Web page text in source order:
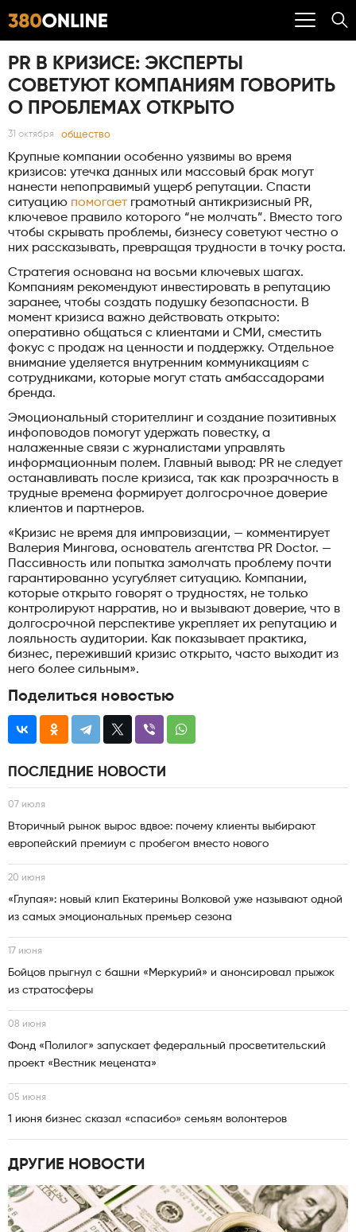
PR В КРИЗИСЕ: ЭКСПЕРТЫ
СОВЕТУЮТ КОМПАНИЯМ ГОВОРИТЬ
О ПРОБЛЕМАХ ОТКРЫТО
31 октября общество
Крупные компании особенно уязвимы во время
кризисов: утечка данных или массовый брак могут
нанести непоправимый ущерб репутации. Спасти
ситуацию помогает грамотный антикризисный PR,
ключевое правило которого “не молчать”. Вместо того
чтобы скрывать проблемы, бизнесу советуют честно о
них рассказывать, превращая трудности в точку роста.
Стратегия основана на восьми ключевых шагах.
Компаниям рекомендуют инвестировать в репутацию
заранее, чтобы создать подушку безопасности. В
момент кризиса важно действовать открыто:
оперативно общаться с клиентами и СМИ, сместить
фокус с продаж на ценности и поддержку. Отдельное
внимание уделяется внутренним коммуникациям с
сотрудниками, которые могут стать амбассадорами
бренда.
Эмоциональный сторителлинг и создание позитивных
инфоповодов помогут удержать повестку, а
налаженные связи с журналистами управлять
информационным полем. Главный вывод: PR не следует
останавливать после кризиса, так как прозрачность в
трудные времена формирует долгосрочное доверие
клиентов и партнеров.
«Кризис не время для импровизации, — комментирует
Валерия Мингова, основатель агентства PR Doctor. —
Пассивность или попытка замолчать проблему почти
гарантированно усугубляет ситуацию. Компании,
которые открыто говорят о трудностях, не только
контролируют нарратив, но и вызывают доверие, что в
долгосрочной перспективе укрепляет их репутацию и
лояльность аудитории. Как показывает практика,
бизнес, переживший кризис открыто, часто выходит из
него более сильным».
Поделиться новостью
ПОСЛЕДНИЕ НОВОСТИ
07 июля
Вторичный рынок вырос вдвое: почему клиенты выбирают
европейский премиум с пробегом вместо нового
20 июня
«Глупая»: новый клип Екатерины Волковой уже называют одной
из самых эмоциональных премьер сезона
17 июня
Бойцов прыгнул с башни «Меркурий» и анонсировал прыжок
из стратосферы
08 июня
Фонд «Полилог» запускает федеральный просветительский
проект «Вестник мецената»
05 июня
1 июня бизнес сказал «спасибо» семьям волонтеров
ДРУГИЕ НОВОСТИ